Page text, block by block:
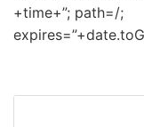
+time+”; path=/;